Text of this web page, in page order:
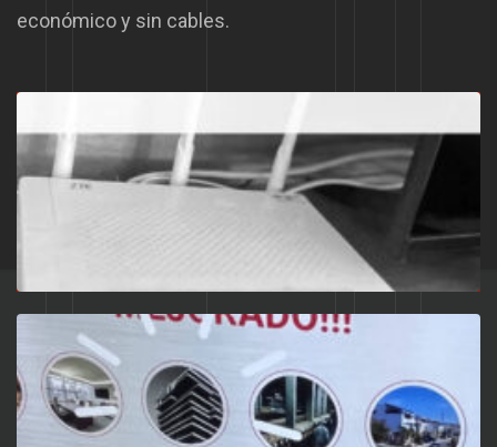
económico y sin cables.